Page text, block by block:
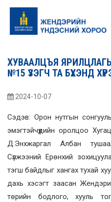
ХУВААЛЦЪЯ
№15 ҮЗЭГЧ ТА БҮХЭНД
2024-10-07
Сэдэв: Орон нутгын
эмэгтэйчүүдийн оролцоо
Д.Энхжаргал Албан
Сүлжээний Ерөнхий
тэгш байдлыг хангах тухай
дахь хэсэгт заасан
төрийн бодлого, хууль